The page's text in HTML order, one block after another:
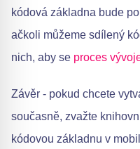
kódová základna bude
ačkoli můžeme sdílený
nich, aby se proces
Závěr - pokud chcete
současně, zvažte
kódovou základnu v